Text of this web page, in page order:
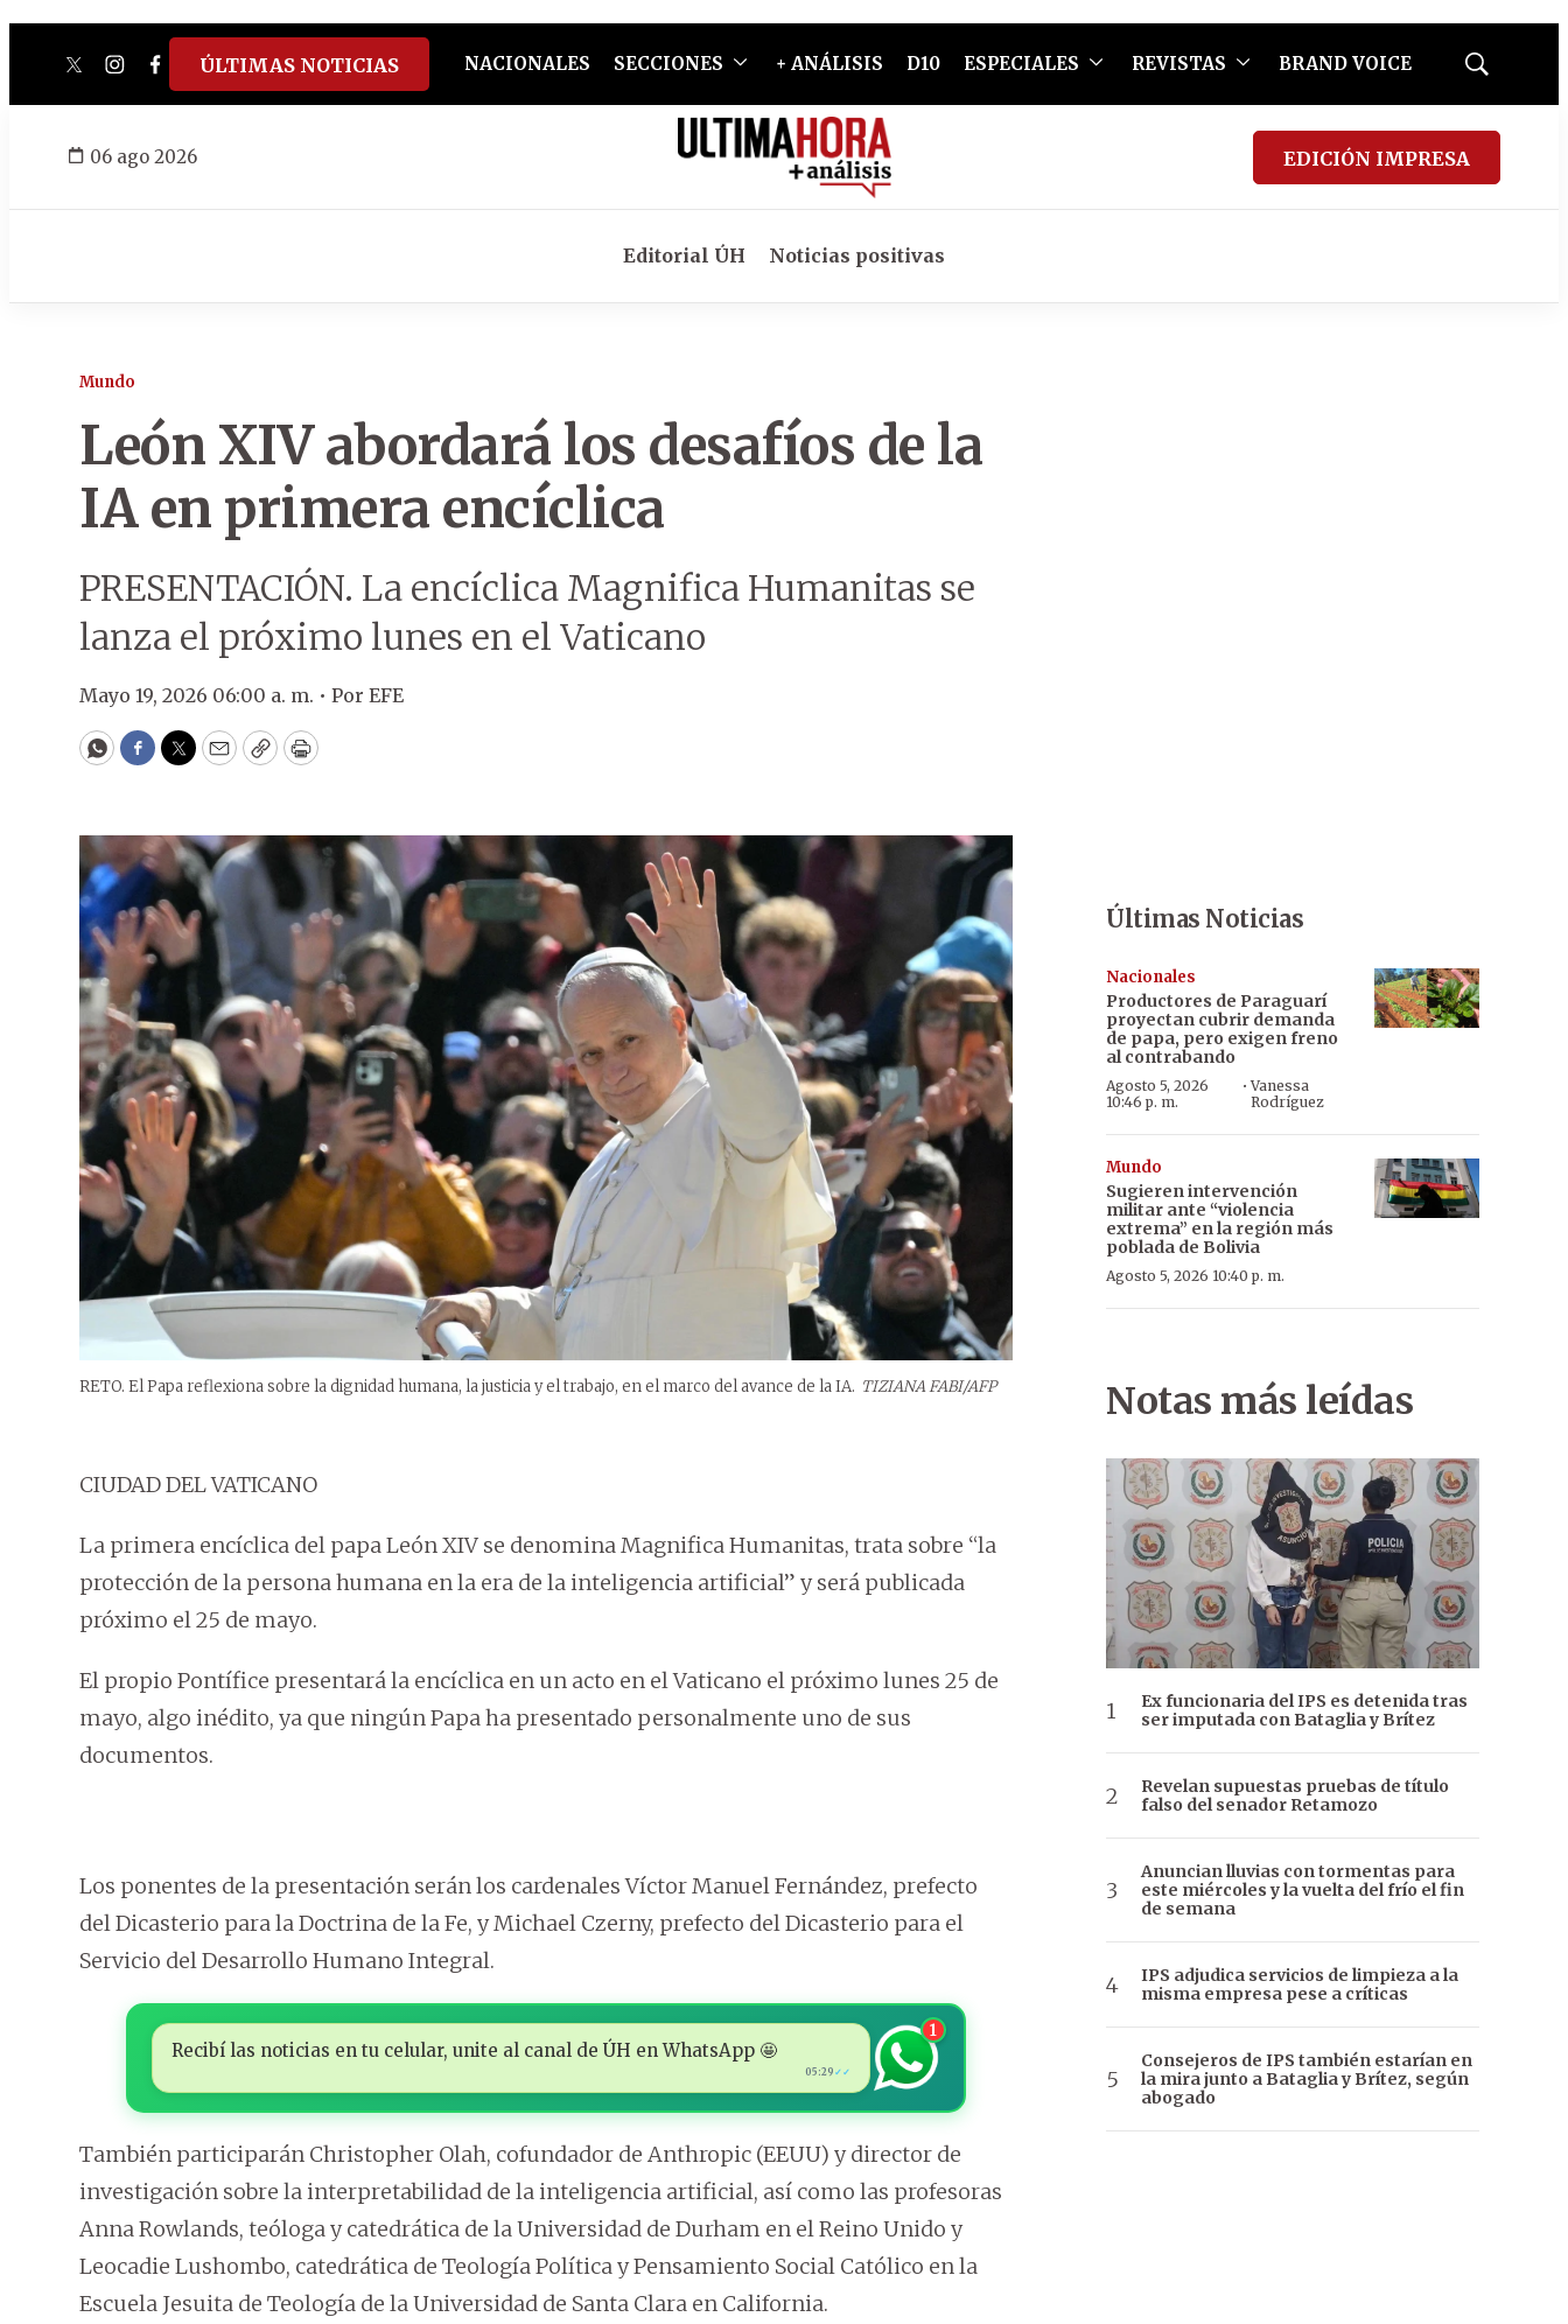
twitterinstagram
facebook
tiktokyoutube
spotify
ÚLTIMAS NOTICIAS NACIONALES SECCIONES + ANÁLISIS D10 ESPECIALES REVISTAS BRAND VOICE
Mostrar
06 ago 2026 EDICIÓN IMPRESA
Editorial ÚH Noticias positivas
Mundo
León XIV abordará los desafíos de la
IA en primera encíclica
PRESENTACIÓN. La encíclica Magnifica Humanitas se
lanza el próximo lunes en el Vaticano
Mayo 19, 2026 06:00 a. m. • Por EFE
WhatsApp
Facebook
Twitter
EmailCopyPrint
RETO. El Papa reflexiona sobre la dignidad humana, la justicia y el trabajo, en el marco del avance de la IA. TIZIANA FABI/AFP
CIUDAD DEL VATICANO
La primera encíclica del papa León XIV se denomina Magnifica Humanitas, trata sobre “la
protección de la persona humana en la era de la inteligencia artificial” y será publicada
próximo el 25 de mayo.
El propio Pontífice presentará la encíclica en un acto en el Vaticano el próximo lunes 25 de
mayo, algo inédito, ya que ningún Papa ha presentado personalmente uno de sus
documentos.
Los ponentes de la presentación serán los cardenales Víctor Manuel Fernández, prefecto
del Dicasterio para la Doctrina de la Fe, y Michael Czerny, prefecto del Dicasterio para el
Servicio del Desarrollo Humano Integral.
Recibí las noticias en tu celular, unite al canal de ÚH en WhatsApp 🤩
05:29 ✓✓
1
También participarán Christopher Olah, cofundador de Anthropic (EEUU) y director de
investigación sobre la interpretabilidad de la inteligencia artificial, así como las profesoras
Anna Rowlands, teóloga y catedrática de la Universidad de Durham en el Reino Unido y
Leocadie Lushombo, catedrática de Teología Política y Pensamiento Social Católico en la
Escuela Jesuita de Teología de la Universidad de Santa Clara en California.
Últimas Noticias
Nacionales
Productores de Paraguarí
proyectan cubrir demanda
de papa, pero exigen freno
al contrabando
Agosto 5, 2026
10:46 p. m.
·Vanessa
Rodríguez
Mundo
Sugieren intervención
militar ante “violencia
extrema” en la región más
poblada de Bolivia
Agosto 5, 2026 10:40 p. m.
Notas más leídas
Ex funcionaria del IPS es detenida tras
ser imputada con Bataglia y Brítez
Revelan supuestas pruebas de título
falso del senador Retamozo
Anuncian lluvias con tormentas para
este miércoles y la vuelta del frío el fin
de semana
IPS adjudica servicios de limpieza a la
misma empresa pese a críticas
Consejeros de IPS también estarían en
la mira junto a Bataglia y Brítez, según
abogado